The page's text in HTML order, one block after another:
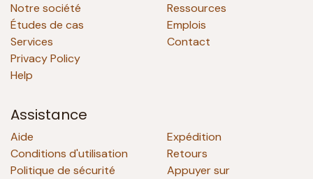
Notre société
Études de cas
Services
Privacy Policy
Help
Ressources
Emplois
Contact
Assistance
Aide
Conditions d'utilisation
Politique de sécurité
Expédition
Retours
Appuyer sur